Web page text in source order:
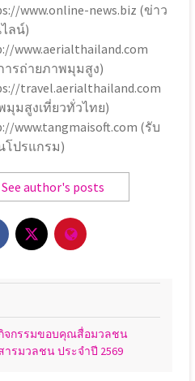
www.online-news.biz (ข่าว
ลน์)
www.aerialthailand.com
ารถ่ายภาพมุมสูง)
travel.aerialthailand.com
มุมสูงเที่ยวทั่วไทย)
www.tangmaisoft.com (รับ
โปรแกรม)
See author's posts
จกรรมขอบคุณสื่อมวลชน
รมวลชน ประจำปี 2569